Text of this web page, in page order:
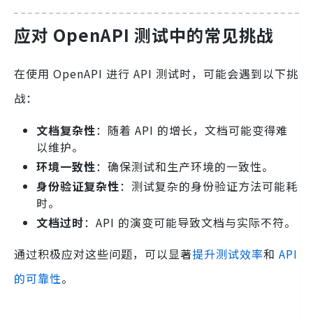
应对 OpenAPI 测试中的常见挑战
在使用 OpenAPI 进行 API 测试时，可能会遇到以下挑
战：
文档复杂性：随着 API 的增长，文档可能变得难
以维护。
环境一致性：确保测试和生产环境的一致性。
身份验证复杂性：测试复杂的身份验证方法可能耗
时。
文档过时：API 的演变可能导致文档与实际不符。
通过积极应对这些问题，可以显著提升测试效率和 API
的可靠性。